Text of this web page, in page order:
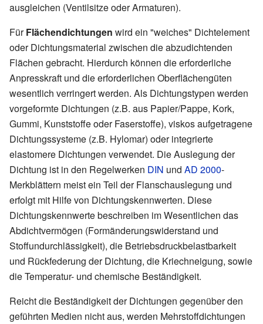
ausgleichen (Ventilsitze oder Armaturen).
FürFlächendichtungen wird ein "weiches" Dichtelement
oder Dichtungsmaterial zwischen die abzudichtenden
Flächen gebracht. Hierdurch können die erforderliche
Anpresskraft und die erforderlichen Oberflächengüten
wesentlich verringert werden. Als Dichtungstypen werden
vorgeformte Dichtungen (z.B. aus Papier/Pappe, Kork,
Gummi, Kunststoffe oder Faserstoffe), viskos aufgetragene
Dichtungssysteme (z.B. Hylomar) oder integrierte
elastomere Dichtungen verwendet. Die Auslegung der
Dichtung ist in den Regelwerken DIN und AD 2000-
Merkblättern meist ein Teil der Flanschauslegung und
erfolgt mit Hilfe von Dichtungskennwerten. Diese
Dichtungskennwerte beschreiben im Wesentlichen das
Abdichtvermögen (Formänderungswiderstand und
Stoffundurchlässigkeit), die Betriebsdruckbelastbarkeit
und Rückfederung der Dichtung, die Kriechneigung, sowie
die Temperatur- und chemische Beständigkeit.
Reicht die Beständigkeit der Dichtungen gegenüber den
geführten Medien nicht aus, werden Mehrstoffdichtungen